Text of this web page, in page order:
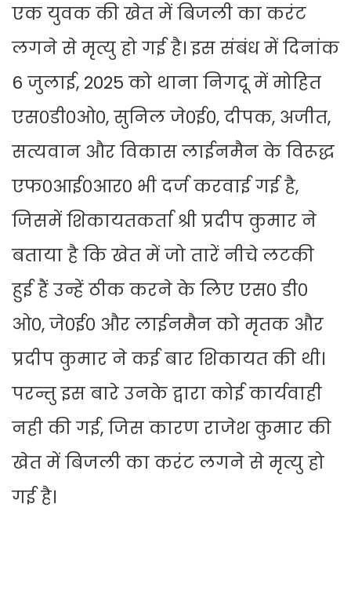
एक युवक की खेत में बिजली का करंट
लगने से मृत्यु हो गई है। इस संबंध में दिनांक
6 जुलाई, 2025 को थाना निगदू में मोहित
एस०डी०ओ०, सुनिल जे०ई०, दीपक, अजीत,
सत्यवान और विकास लाईनमैन के विरूद्ध
एफ०आई०आर० भी दर्ज करवाई गई है,
जिसमें शिकायतकर्ता श्री प्रदीप कुमार ने
बताया है कि खेत में जो तारें नीचे लटकी
हुई हैं उन्हें ठीक करने के लिए एस० डी०
ओ०, जे०ई० और लाईनमैन को मृतक और
प्रदीप कुमार ने कई बार शिकायत की थी।
परन्तु इस बारे उनके द्वारा कोई कार्यवाही
नही की गई, जिस कारण राजेश कुमार की
खेत में बिजली का करंट लगने से मृत्यु हो
गई है।